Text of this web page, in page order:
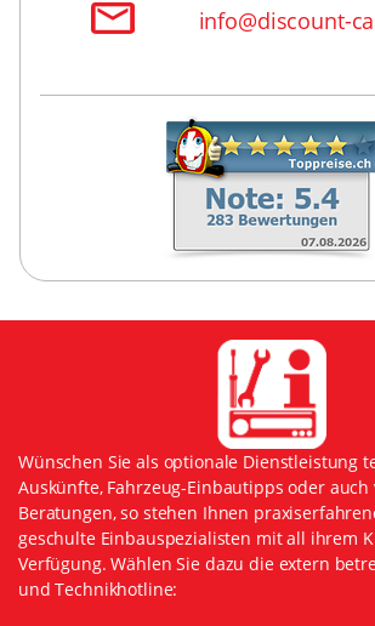
info@discount-
Wünschen Sie als optionale Dienstleistung
Auskünfte, Fahrzeug-Einbautipps oder
Beratungen, so stehen Ihnen
geschulte Einbauspezialisten mit all ihrem
Verfügung. Wählen Sie dazu die extern
und Technikhotline: